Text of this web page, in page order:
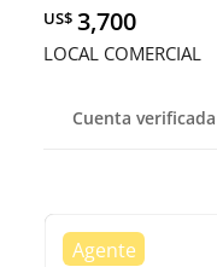
US$ 3,700
LOCAL COMERCIAL
Cuenta verificada